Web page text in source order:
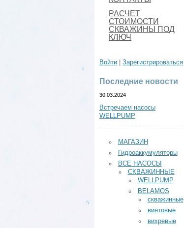
РАСЧЕТ
СТОИМОСТИ
СКВАЖИНЫ ПОД
КЛЮЧ
Войти Зарегистрироваться
Последние новости
30.03.2024
Встречаем насосы
WELLPUMP
МАГАЗИН
Гидроаккумуляторы
ВСЕ НАСОСЫ
СКВАЖИННЫЕ
WELLPUMP
BELAMOS
скважинные
винтовые
вихревые